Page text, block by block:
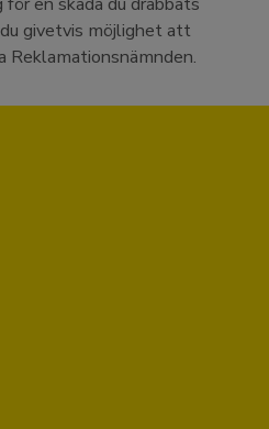
givetvis möjlighet att
Reklamationsnämnden.